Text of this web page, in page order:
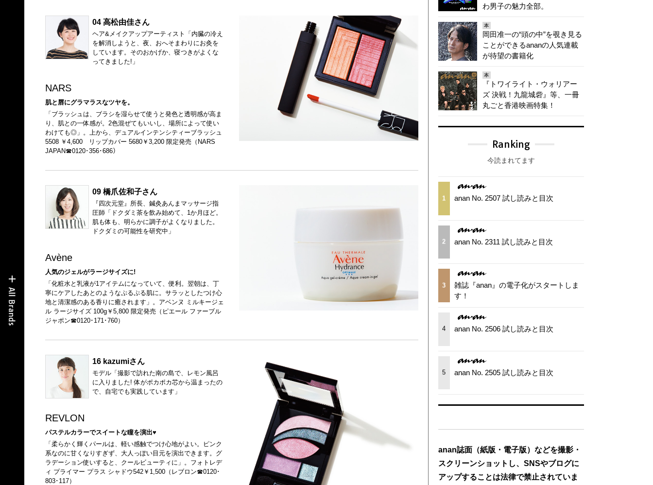
04 高松由佳さん
ヘア&メイクアップアーティスト「内臓の冷え
を解消しようと、夜、おへそまわりにお灸を
しています。そのおかげか、寝つきがよくな
ってきました!」
NARS
肌と唇にグラマラスなツヤを。
「ブラッシュは、ブラシを湿らせて使うと発色と透明感が高ま
り、肌との一体感が。2色混ぜてもいいし、場所によって使い
わけても◎」。上から、デュアルインテンシティーブラッシュ
5508 ￥4,600 リップカバー 5680￥3,200 限定発売（NARS
JAPAN☎0120･356･686）
09 橋爪佐和子さん
『四次元堂』所長、鍼灸あんまマッサージ指
圧師「ドクダミ茶を飲み始めて、1か月ほど。
肌も体も、明らかに調子がよくなりました。
ドクダミの可能性を研究中」
Avène
人気のジェルがラージサイズに!
「化粧水と乳液が1アイテムになっていて、便利。翌朝は、丁
寧にケアしたあとのようなぷるぷる肌に。サラッとしたつけ心
地と清潔感のある香りに癒されます」。アベンヌ ミルキージェ
ル ラージサイズ 100g￥5,800 限定発売（ピエール ファーブル
ジャポン☎0120･171･760）
16 kazumiさん
モデル「撮影で訪れた南の島で、レモン風呂
に入りました! 体がポカポカ芯から温まったの
で、自宅でも実践しています」
REVLON
パステルカラーでスイートな瞳を演出♥
「柔らかく輝くパールは、軽い感触でつけ心地がよい。ピンク
系なのに甘くなりすぎず、大人っぽい目元を演出できます。グ
ラデーション使いすると、クールビューティに」。フォトレデ
ィ プライマー プラス シャドウ542￥1,500（レブロン☎0120･
803･117）
わ男子の魅力全部。
本
岡田准一の“頭の中”を覗き見る
ことができるananの人気連載
が待望の書籍化
本
『トワイライト・ウォリアー
ズ 決戦！九龍城砦』等、一冊
丸ごと香港映画特集！
Ranking
今読まれてます
1 anan No. 2507 試し読みと目次
2 anan No. 2311 試し読みと目次
3
雑誌『anan』の電子化がスタートしま
す！
4 anan No. 2506 試し読みと目次
5 anan No. 2505 試し読みと目次
anan誌面（紙版・電子版）などを撮影・
スクリーンショットし、SNSやブログに
アップすることは法律で禁止されていま